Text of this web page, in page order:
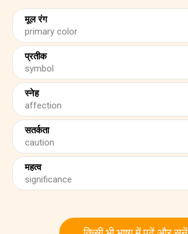
मूल रंग
primary color
प्रतीक
symbol
स्नेह
affection
सतर्कता
caution
महत्व
significance